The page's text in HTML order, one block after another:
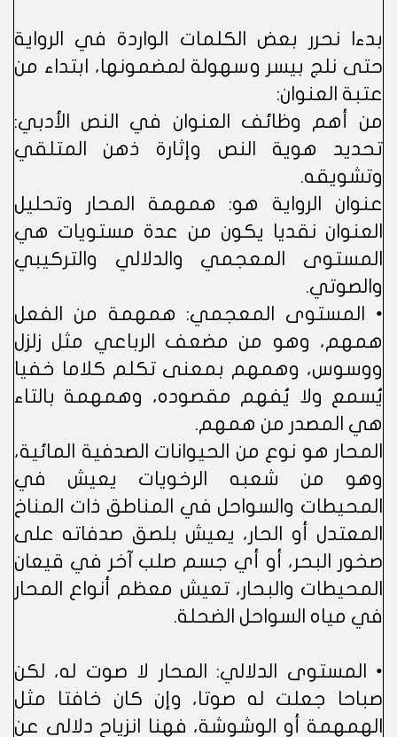
بدءا نحرر بعض الكلمات الواردة في الرواية
حتى نلج بيسر وسهولة لمضمونها، ابتداء من
عتبة العنوان:
من أهم وظائف العنوان في النص الأدبي:
تحديد هوية النص وإثارة ذهن المتلقي
وتشويقه.
عنوان الرواية هو: همهمة المحار وتحليل
العنوان نقديا يكون من عدة مستويات هي
المستوى المعجمي والدلالي والتركيبي
والصوتي.
• المستوى المعجمي: همهمة من الفعل
همهم، وهو من مضعف الرباعي مثل زلزل
ووسوس، وهمهم بمعنى تكلم كلاما خفيا
يُسمع ولا يُفهم مقصوده، وهمهمة بالتاء
هي المصدر من همهم.
المحار هو نوع من الحيوانات الصدفية المائية،
وهو من شعبه الرخويات يعيش في
المحيطات والسواحل في المناطق ذات المناخ
المعتدل أو الحار، يعيش بلصق صدفاته على
صخور البحر، أو أي جسم صلب آخر في قيعان
المحيطات والبحار، تعيش معظم أنواع المحار
في مياه السواحل الضحلة.
• المستوى الدلالي: المحار لا صوت له، لكن
صباحا جعلت له صوتا، وإن كان خافتا مثل
الهمهمة أو الوشوشة، فهنا انزياح دلالي عن